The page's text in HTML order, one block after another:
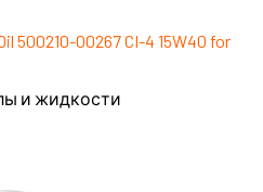
500210-00267 CI-4 15W40 for
и жидкости